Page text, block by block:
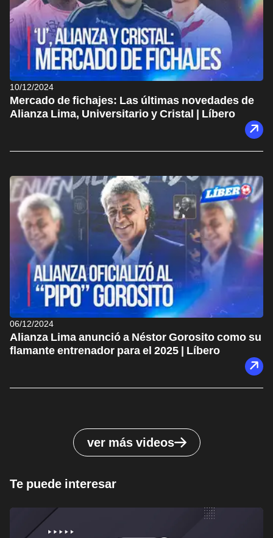
10/12/2024
Mercado de fichajes: Las últimas novedades de
Alianza Lima, Universitario y Cristal | Líbero
06/12/2024
Alianza Lima anunció a Néstor Gorosito como su
flamante entrenador para el 2025 | Líbero
ver más videos
Te puede interesar